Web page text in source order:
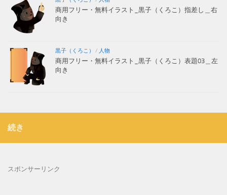
商用フリー・無料イラスト_黒子（くろこ）指差し＿右
向き
黒子（くろこ） / 人物
商用フリー・無料イラスト_黒子（くろこ）表題03＿左
向き
続き
スポンサーリンク